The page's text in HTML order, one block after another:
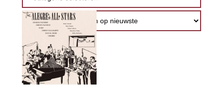
nieuwste